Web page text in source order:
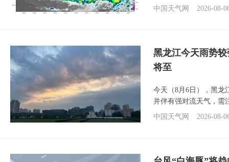
中国天气网
2026-08-
黑龙江今天雨势
将至
今天（8月6日），黑龙
并伴有强对流天气，需
中国天气网
2026-08-